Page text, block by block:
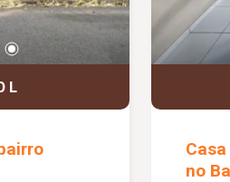
L
no